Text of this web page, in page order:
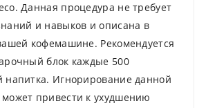
Данная процедура не требует
и навыков и описана в
кофемашине. Рекомендуется
блок каждые 500
напитка. Игнорирование данной
привести к ухудшению